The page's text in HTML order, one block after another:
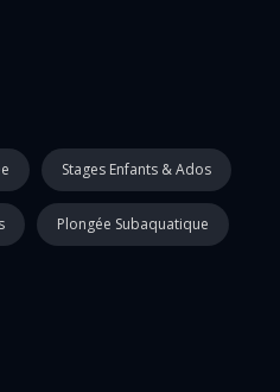
Stages Enfants & Ados
Plongée Subaquatique